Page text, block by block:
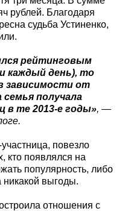
рублей. Благодаря
судьба Устиненко,
рейтинговым
каждый день), то
зависимости от
получала
в те 2013-е годы», —
повезло
кто появлялся на
популярность, либо
никакой выгоды.
отношения с